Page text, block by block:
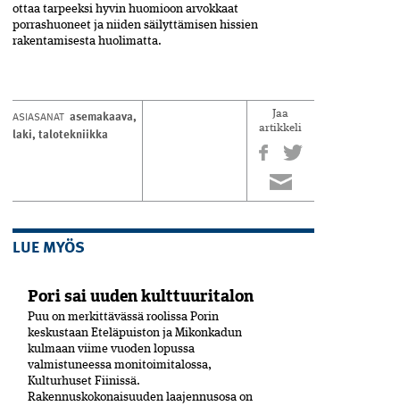
ottaa tarpeeksi hyvin huomioon arvokkaat
porrashuoneet ja niiden säilyttämisen hissien
rakentamisesta huolimatta.
ASIASANAT asemakaava,
laki, talotekniikka
Jaa
artikkeli
LUE MYÖS
Pori sai uuden kulttuuritalon
Puu on merkittävässä roolissa Porin
keskustaan Eteläpuiston ja Mikonkadun
kulmaan viime vuoden lopussa
valmistuneessa moni­toimitalossa,
Kulturhuset Fiinissä.
Rakennuskokonaisuuden laajennusosa on